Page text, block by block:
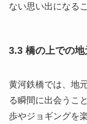
ない思い出になる
3.3 橋の上での
黄河鉄橋では、地
る瞬間に出会うこ
歩やジョギングを